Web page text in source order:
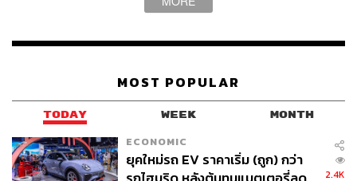
MOST POPULAR
TODAY WEEK MONTH
ECONOMIC
ยุคใหม่รถ EV ราคาเริ่ม (ถูก) กว่า
2.4K